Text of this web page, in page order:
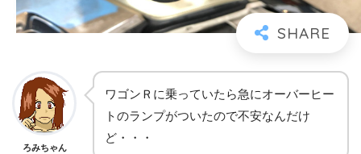
ろみちゃん
ワゴンＲに乗っていたら急にオーバーヒー
トのランプがついたので不安なんだけ
ど・・・